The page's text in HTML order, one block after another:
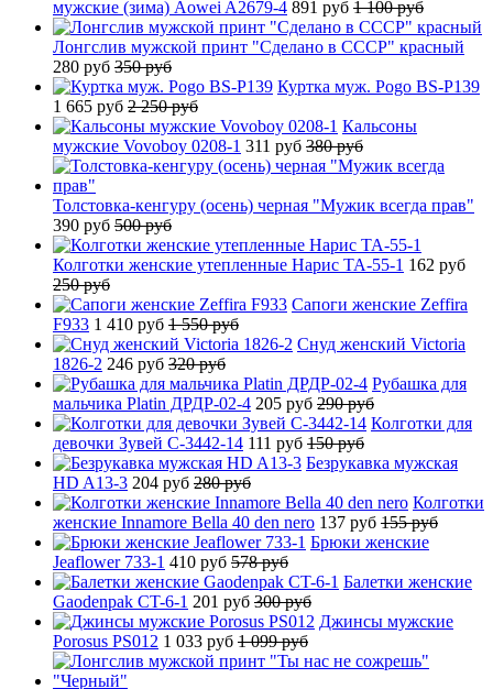
мужские (зима) Aowei A2679-4 891 руб 1 100 руб
Лонгслив мужской принт "Сделано в СССР" красный
280 руб 350 руб
Куртка муж. Pogo BS-P139
1 665 руб 2 250 руб
Кальсоны
мужские Vovoboy 0208-1 311 руб 380 руб
Толстовка-кенгуру (осень) черная "Мужик всегда прав"
390 руб 500 руб
Колготки женские утепленные Нарис TA-55-1 162 руб
250 руб
Сапоги женские Zeffira
F933 1 410 руб 1 550 руб
Снуд женский Victoria
1826-2 246 руб 320 руб
Рубашка для
мальчика Platin ДРДР-02-4 205 руб 290 руб
Колготки для
девочки Зувей C-3442-14 111 руб 150 руб
Безрукавка мужская
HD A13-3 204 руб 280 руб
Колготки
женские Innamore Bella 40 den nero 137 руб 155 руб
Брюки женские
Jeaflower 733-1 410 руб 578 руб
Балетки женские
Gaodenpak CT-6-1 201 руб 300 руб
Джинсы мужские
Porosus PS012 1 033 руб 1 099 руб